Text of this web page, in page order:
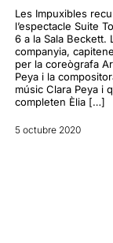
Les Impuxibles
l’espectacle Suite
6 a la Sala Beckett.
companyia,
per la coreògrafa
Peya i la
músic Clara Peya i
completen Èlia […]
5 octubre 2020